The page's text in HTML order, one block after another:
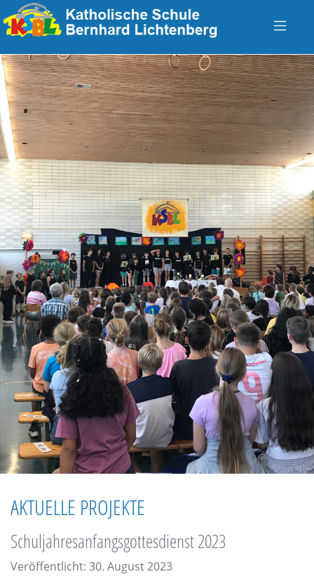
AKTUELLE PROJEKTE
Schuljahresanfangsgottesdienst 2023
Veröffentlicht: 30. August 2023